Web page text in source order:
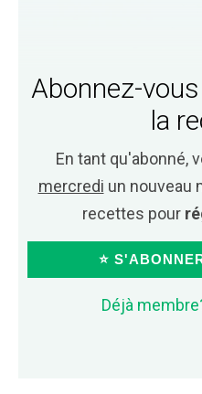
Abonnez-
la
En tant qu'abonné,
mercredi un nouveau
recettes pour
⭐
Déjà